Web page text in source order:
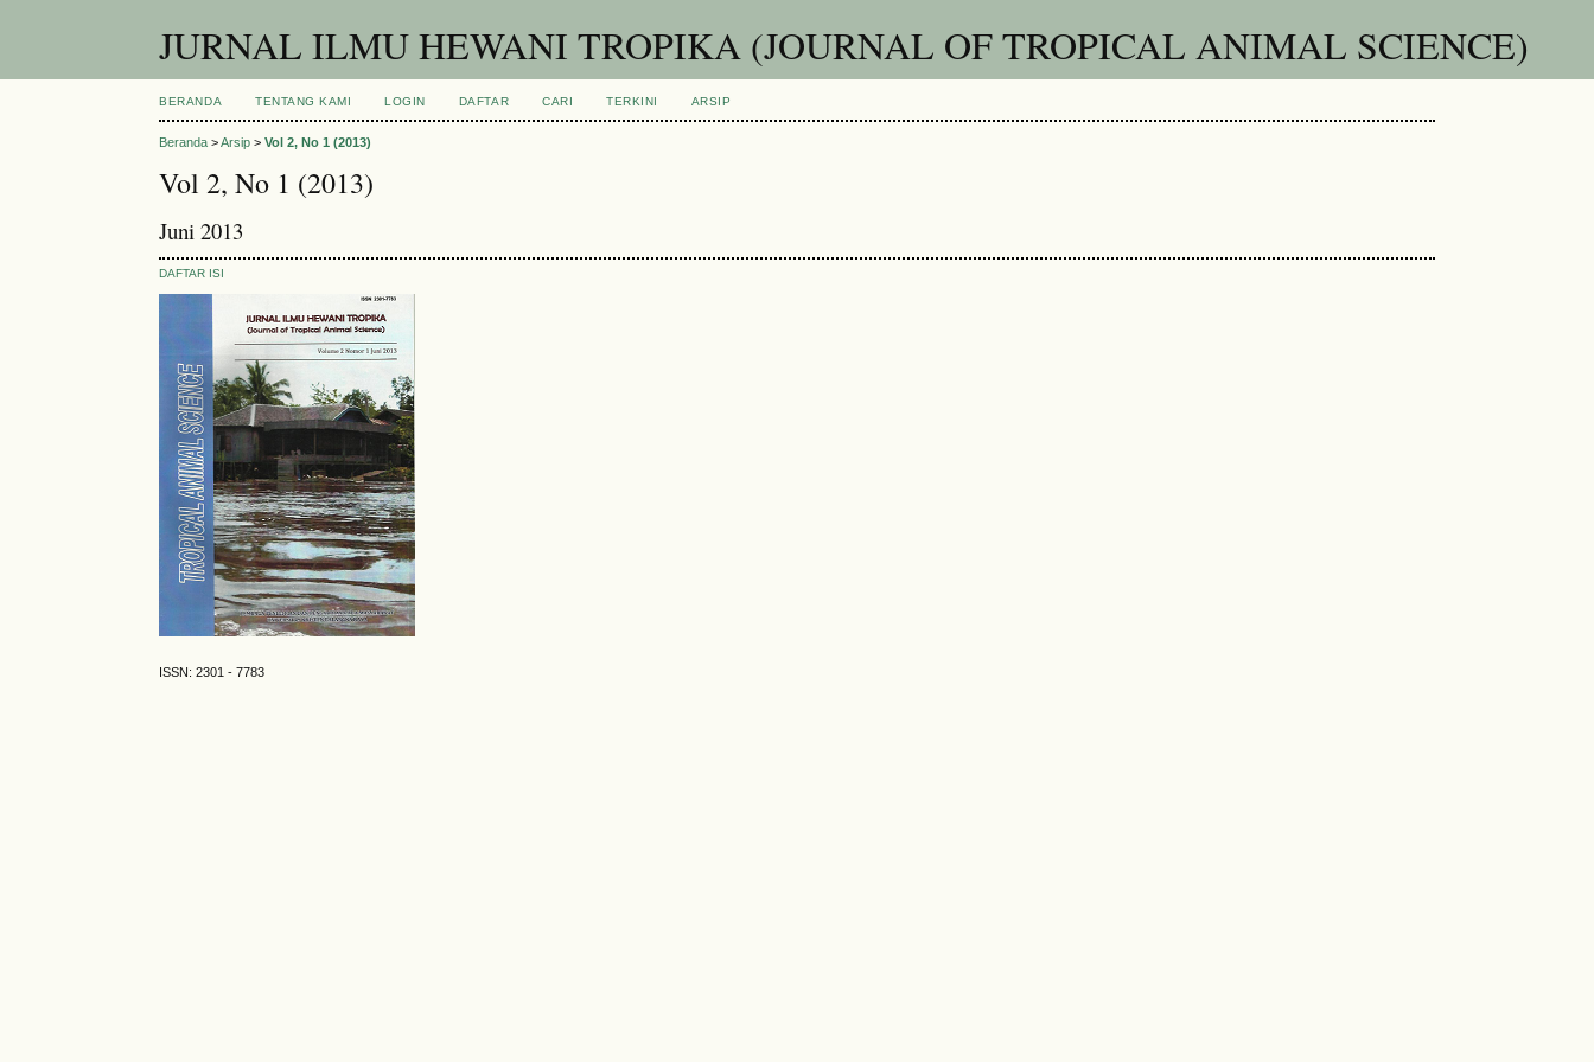
JURNAL ILMU HEWANI TROPIKA (JOURNAL OF TROPICAL ANIMAL SCIENCE)
BERANDA TENTANG KAMI LOGIN DAFTAR CARI TERKINI ARSIP
Beranda >Arsip >Vol 2, No 1 (2013)
Vol 2, No 1 (2013)
Juni 2013
DAFTAR ISI
ISSN: 2301 - 7783